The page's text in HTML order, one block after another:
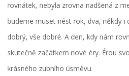
rovnátek, nebyla zrovna nadšená z
budeme muset nést rok, dva, někdy i
dobrý, vše dobré. A den, kdy nám
skutečně začátkem nové éry. Érou
krásného zubního úsměvu.